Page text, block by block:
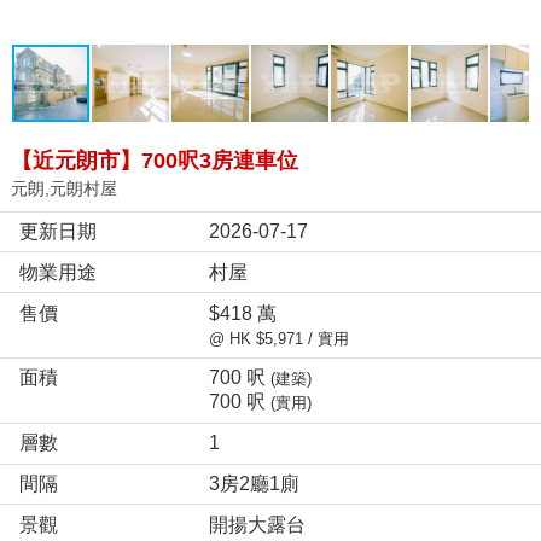
【近元朗市】700呎3房連車位
元朗,元朗村屋
更新日期
2026-07-17
物業用途
村屋
售價
$418 萬
@ HK $5,971 / 實用
面積 700 呎 (建築)
700 呎 (實用)
層數
1
間隔
3房2廳1廁
景觀
開揚大露台